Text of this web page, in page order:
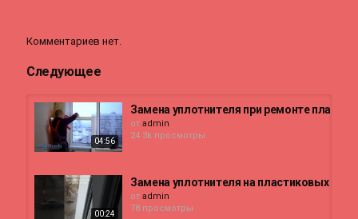
Комментариев нет.
Следующее
04:56
Замена уплотнителя при ремонте
от admin
24.3k просмотры
00:24
Замена уплотнителя на пластиковых
от admin
78 просмотры